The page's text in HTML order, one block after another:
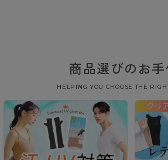
商品選びのお手
HELPING YOU CHOOSE THE